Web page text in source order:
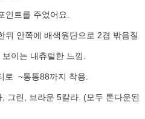
인트를 주었어요.
뒤 안쪽에 배색원단으로 2겹 밖음질
이는 내츄럴한 느낌.
로 ~통통88까지 착용.
그린, 브라운 5칼라. (모두 톤다운된